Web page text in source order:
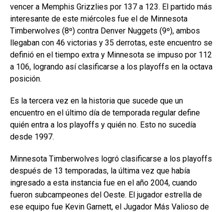
vencer a Memphis Grizzlies por 137 a 123. El partido más
interesante de este miércoles fue el de Minnesota
Timberwolves (8º) contra Denver Nuggets (9º), ambos
llegaban con 46 victorias y 35 derrotas, este encuentro se
definió en el tiempo extra y Minnesota se impuso por 112
a 106, logrando así clasificarse a los playoffs en la octava
posición.
Es la tercera vez en la historia que sucede que un
encuentro en el último día de temporada regular define
quién entra a los playoffs y quién no. Esto no sucedía
desde 1997.
Minnesota Timberwolves logró clasificarse a los playoffs
después de 13 temporadas, la última vez que había
ingresado a esta instancia fue en el año 2004, cuando
fueron subcampeones del Oeste. El jugador estrella de
ese equipo fue Kevin Garnett, el Jugador Más Valioso de